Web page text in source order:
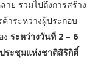
ย รวมไปถึงการสร้าง
าระหว่างผู้ประกอบ
ง ระหว่างวันที่ 2 – 6
ระชุมแห่งชาติสิริกิติ์